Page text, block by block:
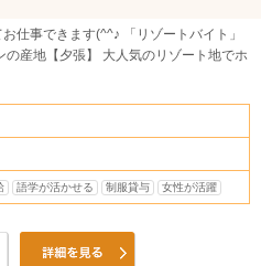
仕事できます(^^♪ 「リゾートバイト」
産地【夕張】 大人気のリゾート地でホ
語学が活かせる 制服貸与 女性が活躍